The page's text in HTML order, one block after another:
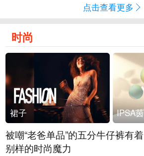
点击查看更多
时尚
裙子
被嘲“老爸单品”的五分牛仔裤有着
别样的时尚魔力